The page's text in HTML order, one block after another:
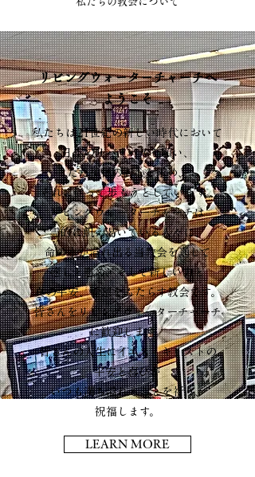
リビングウォーターチャーチへ
ようこそ
私たちは21世紀の新しい時代において
日本のリバイバルを願い、
ただ神様の御心を求め、
それに従って歩もうとしています。
リビングウォーターチャーチは
霊的に飢え渇いている人々に、
命の水が溢れ出る当教会を通して
癒しと慰め、そして新しい力と
真の平安、希望をもたらす教会です。
皆さんをリビングウォーターチャーチ
に歓迎します。
皆さんの人生にイエス・キリストの
平安と喜びが
いつも満ち溢れることを祈り、
祝福します。
LEARN MORE